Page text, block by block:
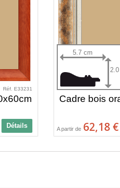
Réf. E33231
Détails
5.7 cm
Cadre bois
A partir de 62,18 €